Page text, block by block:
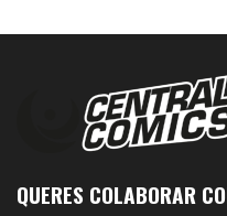
QUERES COLABORAR